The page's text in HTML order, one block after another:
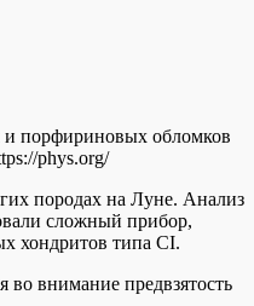
порфириновых обломков
phys.org/
породах на Луне. Анализ
сложный прибор,
хондритов типа CI.
внимание предвзятость